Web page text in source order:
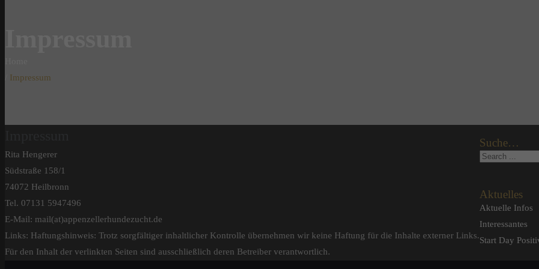
Impressum
Rita Hengerer
Südstraße 158/1
74072 Heilbronn
Tel. 07131 5947496
E-Mail: mail(at)appenzellerhundezucht.de
Links: Haftungshinweis: Trotz sorgfältiger inhaltlicher Kontrolle übernehmen wir keine Haftung für die Inhalte externer Links.
Für den Inhalt der verlinkten Seiten sind ausschließlich deren Betreiber verantwortlich.
Suche…
Aktuelles
Aktuelle Infos
Interessantes
Start Day